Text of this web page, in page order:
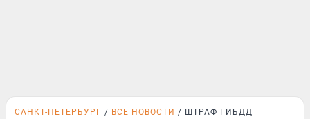
САНКТ-ПЕТЕРБУРГ ВСЕ НОВОСТИ ШТРАФ ГИБДД